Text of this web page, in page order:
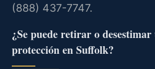
(888) 437-7747.
¿Se puede retirar o
protección en Suffolk?